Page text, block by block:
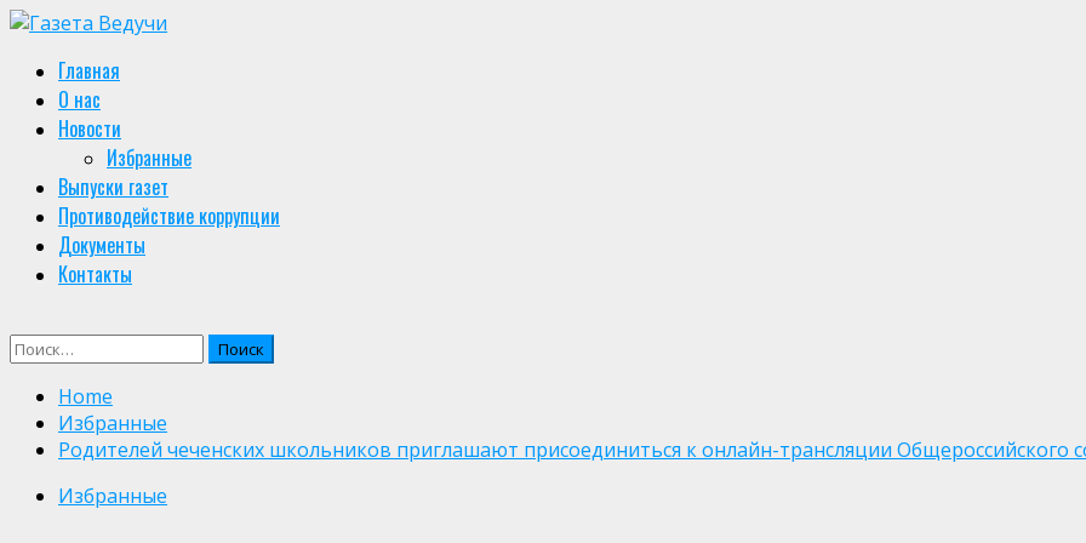
Skip
content
Primary
Menu
Главная
О нас
Новости
Избранные
Выпуски газет
Противодействие коррупции
Документы
Контакты
Найти:
Home
Избранные
Родителей чеченских школьников приглашают присоединиться к онлайн-трансляции Общероссийского
Избранные